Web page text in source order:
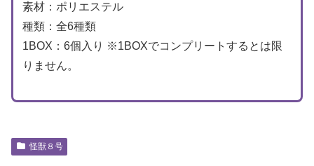
素材：ポリエステル
種類：全6種類
1BOX：6個入り ※1BOXでコンプリートするとは限
りません。
怪獣８号